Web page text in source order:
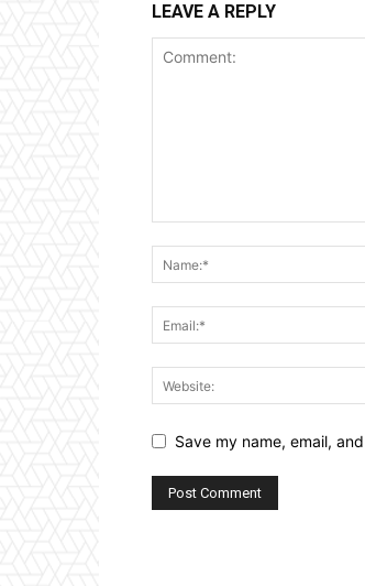
LEAVE A REPLY
Save my name, email,